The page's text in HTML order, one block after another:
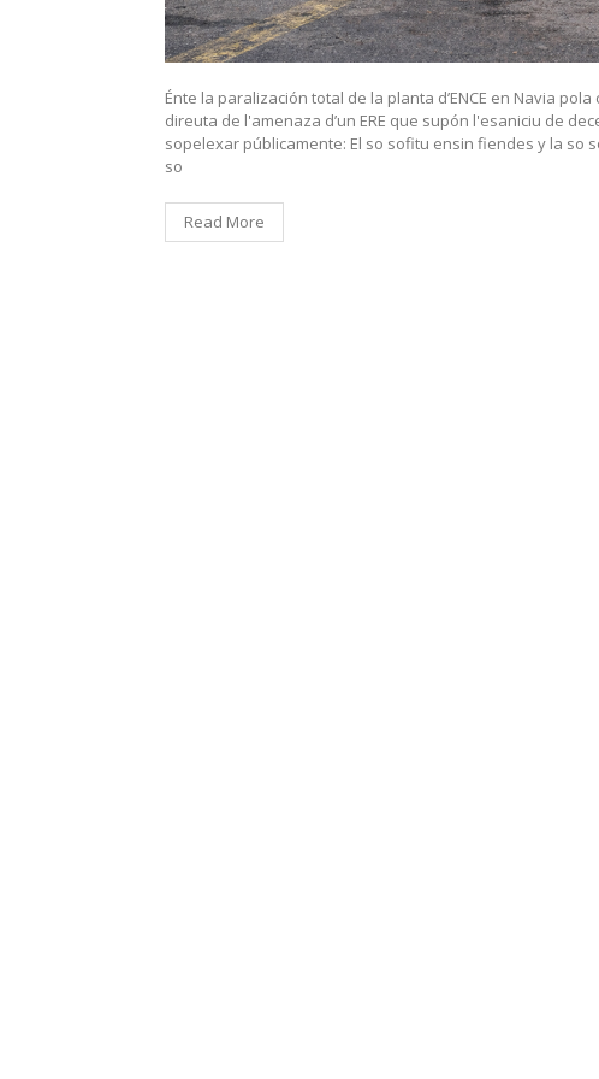
Énte la paralización total de la planta d’ENCE en Navia
direuta de l'amenaza d’un ERE que supón l'esaniciu de
sopelexar públicamente: El so sofitu ensin fiendes y la so
so
Read More